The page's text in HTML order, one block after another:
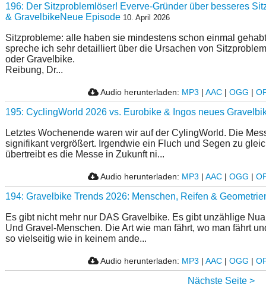
196: Der Sitzproblemlöser! Everve-Gründer über besseres
& GravelbikeNeue Episode 10. April 2026
Sitzprobleme: alle haben sie mindestens schon einmal
spreche ich sehr detailliert über die Ursachen von
oder Gravelbike.
Reibung, Dr...
Audio herunterladen: MP3 | AAC| OGG |
195: CyclingWorld 2026 vs. Eurobike & Ingos neues
Letztes Wochenende waren wir auf der CylingWorld. Die
signifikant vergrößert. Irgendwie ein Fluch und Segen zu
übertreibt es die Messe in Zukunft ni...
Audio herunterladen: MP3 | AAC| OGG |
194: Gravelbike Trends 2026: Menschen, Reifen &
Es gibt nicht mehr nur DAS Gravelbike. Es gibt unzählige
Und Gravel-Menschen. Die Art wie man fährt, wo man fährt
so vielseitig wie in keinem ande...
Audio herunterladen: MP3 | AAC| OGG |
Nächste Seite >